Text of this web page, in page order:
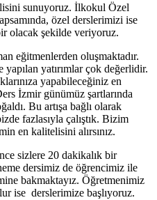
sunuyoruz. İlkokul Özel
özel derslerimizi ise
olacak şekilde veriyoruz.
eğitmenlerden oluşmaktadır.
yatırımlar çok değerlidir.
yapabileceğiniz en
İzmir günümüz şartlarında
Bu artışa bağlı olarak
fazlasıyla çalıştık. Bizim
en kalitelisini alırsınız.
sizlere 20 dakikalık bir
dersimiz de öğrencimiz ile
bakmaktayız. Öğretmenimiz
ise derslerimize başlıyoruz.